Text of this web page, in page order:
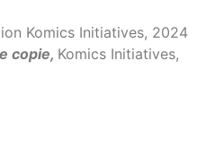
Komics Initiatives, 2024
copie, Komics Initiatives,